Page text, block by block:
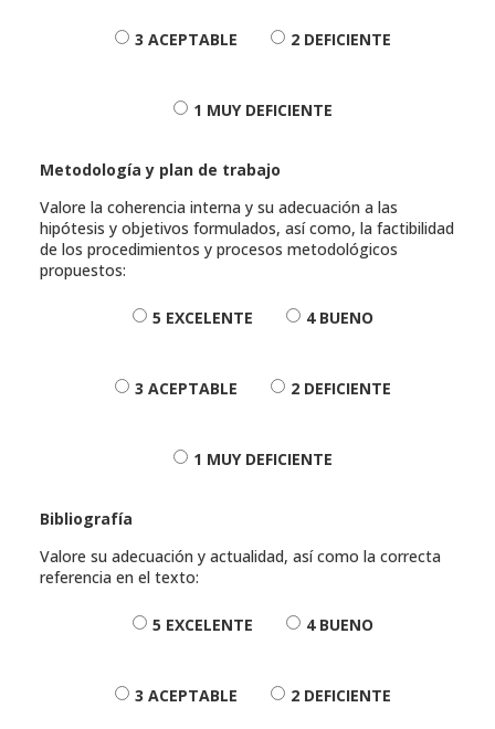
3 ACEPTABLE 2 DEFICIENTE
1 MUY DEFICIENTE
Metodología y plan de trabajo
Valore la coherencia interna y su adecuación a las
hipótesis y objetivos formulados, así como, la factibilidad
de los procedimientos y procesos metodológicos
propuestos:
5 EXCELENTE 4 BUENO
3 ACEPTABLE 2 DEFICIENTE
1 MUY DEFICIENTE
Bibliografía
Valore su adecuación y actualidad, así como la correcta
referencia en el texto:
5 EXCELENTE 4 BUENO
3 ACEPTABLE 2 DEFICIENTE